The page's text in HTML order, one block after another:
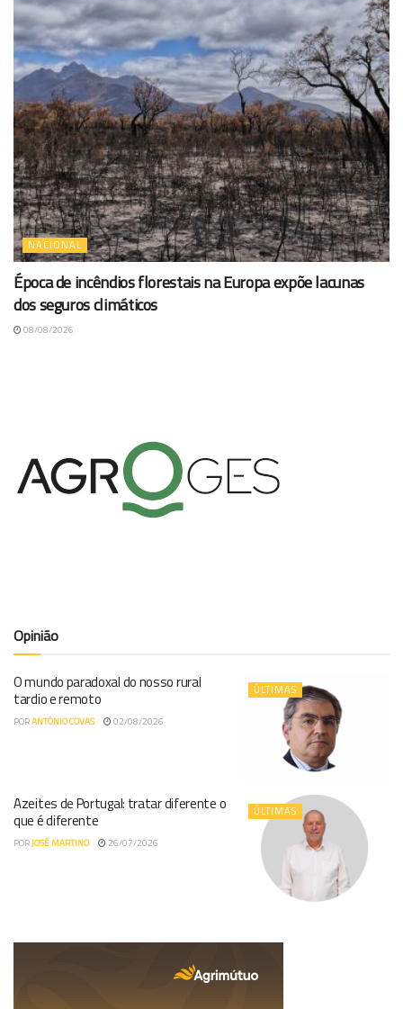
NACIONAL
Época de incêndios florestais na Europa expõe lacunas
dos seguros climáticos
08/08/2026
Opinião
ÚLTIMAS
O mundo paradoxal do nosso rural
tardio e remoto
PORANTÓNIO COVAS 02/08/2026
ÚLTIMAS
Azeites de Portugal: tratar diferente o
que é diferente
PORJOSÉ MARTINO 26/07/2026